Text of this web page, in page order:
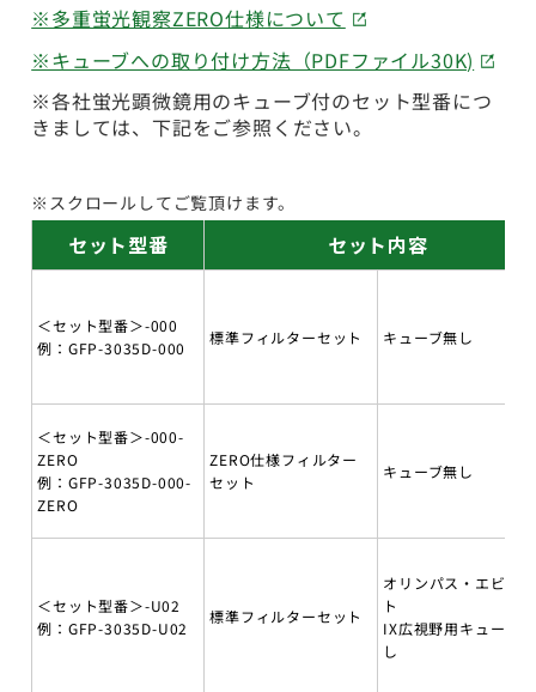
※多重蛍光観察ZERO仕様について
※キューブへの取り付け方法（PDFファイル30K)
※各社蛍光顕微鏡用のキューブ付のセット型番につ
きましては、下記をご参照ください。
※スクロールしてご覧頂けます。
セット型番 セット内容
＜セット型番＞-000
例：GFP-3035D-000
標準フィルターセット キューブ無し
＜セット型番＞-000-
ZERO
例：GFP-3035D-000-
ZERO
ZERO仕様フィルター
セット
キューブ無し
＜セット型番＞-U02
例：GFP-3035D-U02
標準フィルターセット
オリンパス・エビデン
ト
IX広視野用キューブ無
し